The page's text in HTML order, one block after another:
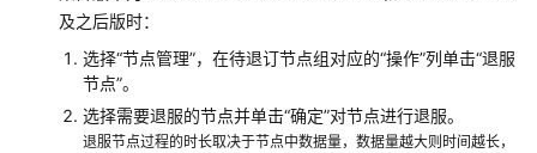
交
MRS
业
及之后版时：
选择“节点管理”，在待退订节点组对应的“操作”列单击“退服
节点”。
选择需要退服的节点并单击“确定”对节点进行退服。
退服节点过程的时长取决于节点中数据量，数据量越大则时间越长，